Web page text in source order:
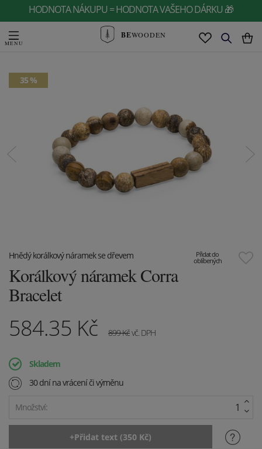
HODNOTA NÁKUPU = HODNOTA VAŠEHO DÁRKU 🎁
BEWOODEN
35 %
Přidat do
oblíbených
Hnědý korálkový náramek se dřevem
Korálkový náramek Corra
Bracelet
584.35 Kč 899Kčvč. DPH
Skladem
30 dní na vrácení či výměnu
Množství: